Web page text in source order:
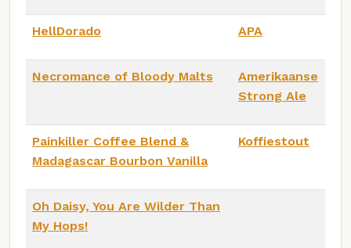
HellDorado APA
Necromance of Bloody Malts
Amerikaanse
Strong Ale
Painkiller Coffee Blend &
Madagascar Bourbon Vanilla
Koffiestout
Oh Daisy, You Are Wilder Than
My Hops!